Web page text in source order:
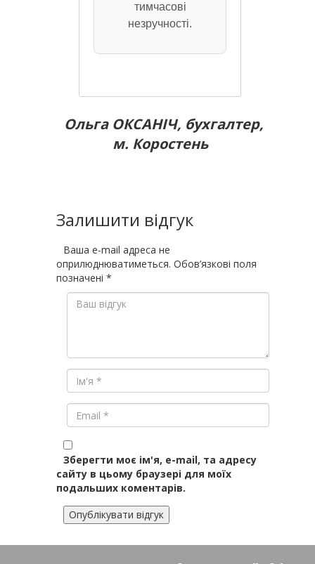
тимчасові
незручності.
Ольга ОКСАНІЧ, бухгалтер,
м. Коростень
Залишити відгук
Ваша e-mail адреса не
оприлюднюватиметься. Обов’язкові поля
позначені *
Зберегти моє ім'я, e-mail, та адресу
сайту в цьому браузері для моїх
подальших коментарів.